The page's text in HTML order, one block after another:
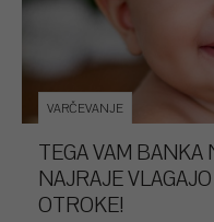
VARČEVANJE
TEGA VAM BANKA
NAJRAJE
OTROKE!